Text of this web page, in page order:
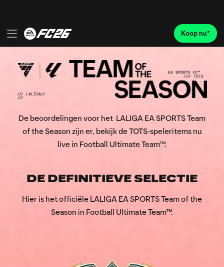
De beoordelingen voor het LALIGA EA SPORTS Team
of the Season zijn er, bekijk de TOTS-speleritems nu
live in Football Ultimate Team™.
DE DEFINITIEVE SELECTIE
Hier is het officiële LALIGA EA SPORTS Team of the
Season in Football Ultimate Team™.